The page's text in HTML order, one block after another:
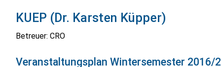
KUEP (Dr. Karsten Küpper)
Betreuer: CRO
Veranstaltungsplan Wintersemester 2016/